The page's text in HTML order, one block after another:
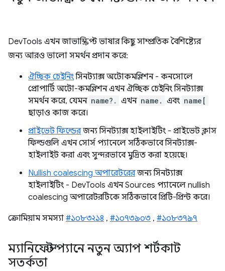
DevTools এখন জাভাস্ক্রিপ্ট ভাষার কিছু সাম্প্রতিক বৈশিষ্ট্যের
জন্য আরও ভালো সমর্থন প্রদান করে:
ঐচ্ছিক চেইনিংসিনট্যাক্স অটোকমপ্লিশন - কনসোলে
প্রোপার্টি অটো-কমপ্লিশন এখন ঐচ্ছিক চেইনিং সিনট্যাক্স
সমর্থন করে, যেমন name?. এখন name. এবং name[
ছাড়াও কাজ করে।
প্রাইভেট ফিল্ডেরজন্য সিনট্যাক্স হাইলাইটিং - প্রাইভেট ক্লাস
ফিল্ডগুলি এখন সোর্স প্যানেলে সঠিকভাবে সিনট্যাক্স-
হাইলাইট করা এবং সুন্দরভাবে মুদ্রিত করা হয়েছে।
Nullish coalescing অপারেটরেরজন্য সিনট্যাক্স
হাইলাইটিং - DevTools এখন Sources প্যানেলে nullish
coalescing অপারেটরটিকে সঠিকভাবে প্রিটি-প্রিন্ট করে।
ক্রোমিয়াম সমস্যা #১০৮৩২১৪ , #১০৭৩৯০৩ , #১০৮৩৭৯৭
ম্যানিফেস্ট প্যানে নতুন অ্যাপ শর্টকাট
সতর্কতা